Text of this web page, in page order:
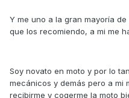
Y me uno a la gran mayoría
que los recomiendo, a mi me
Soy novato en moto y por lo
mecánicos y demás pero a mi
recibirme y cogerme la moto